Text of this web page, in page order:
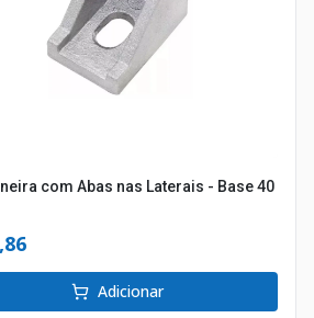
com Abas nas Laterais - Base 40
Adicionar